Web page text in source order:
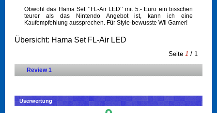
Obwohl das Hama Set ’’FL-Air LED’’ mit 5.- Euro ein bisschen
teurer als das Nintendo Angebot ist, kann ich eine
Kaufempfehlung aussprechen. Für Style-bewusste Wii Gamer!
Übersicht: Hama Set FL-Air LED
Seite 1 / 1
Review 1
Userwertung